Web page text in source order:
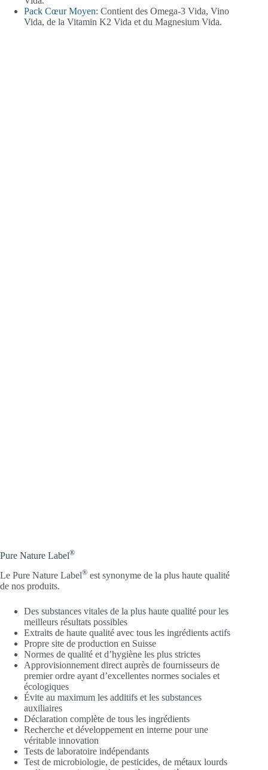
Pack Cœur Moyen: Contient des Omega-3 Vida, Vino
Vida, de la Vitamin K2 Vida et du Magnesium Vida.
Pure Nature Label®
Le Pure Nature Label® est synonyme de la plus haute qualité
de nos produits.
Des substances vitales de la plus haute qualité pour les
meilleurs résultats possibles
Extraits de haute qualité avec tous les ingrédients actifs
Propre site de production en Suisse
Normes de qualité et d’hygiène les plus strictes
Approvisionnement direct auprès de fournisseurs de
premier ordre ayant d’excellentes normes sociales et
écologiques
Évite au maximum les additifs et les substances
auxiliaires
Déclaration complète de tous les ingrédients
Recherche et développement en interne pour une
véritable innovation
Tests de laboratoire indépendants
Test de microbiologie, de pesticides, de métaux lourds